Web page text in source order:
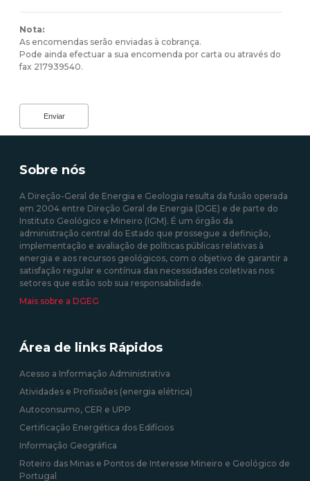
Nota:
As encomendas serão enviadas à cobrança.
Pode ainda efectuar a sua encomenda por carta ou através do
fax 217939540.
Sobre nós
A Direção-Geral de Energia e Geologia resulta da fusão operada
em 2004 entre Direção Geral de Energia (DGE) e de parte do
Instituto Geológico e Mineiro (IGM). É um órgão da
administração central do Estado que prossegue a definição,
implementação e avaliação de políticas públicas relativas à
energia e aos recursos geológicos, com o objetivo de garantir a
satisfação regular e contínua das necessidades coletivas nos
setores que estão sob sua responsabilidade.
Mais sobre a DGEG
Área de links Rápidos
Acesso a Informação Administrativa
Atividades e Profissões (energia elétrica)
Autoconsumo, CER e UPP
Certificação Energética dos Edifícios
Informação Geográfica
Roteiro das Minas e Pontos de Interesse Mineiro e Geológico de
Portugal